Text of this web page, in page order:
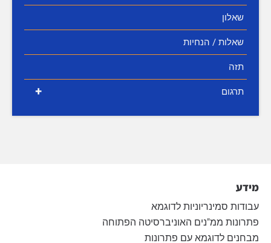
שאלון
שאלות / הנחיות
תזה
+ תרגום
מידע
עבודות סמינריוניות לדוגמא
פתרונות ממ"נים האוניברסיטה הפתוחה
מבחנים לדוגמא עם פתרונות